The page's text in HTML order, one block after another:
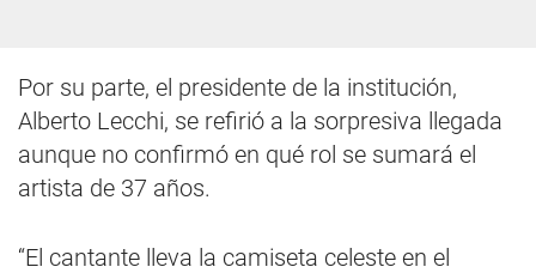
Por su parte, el presidente de la institución,
Alberto Lecchi, se refirió a la sorpresiva llegada
aunque no confirmó en qué rol se sumará el
artista de 37 años.
“El cantante lleva la camiseta celeste en el